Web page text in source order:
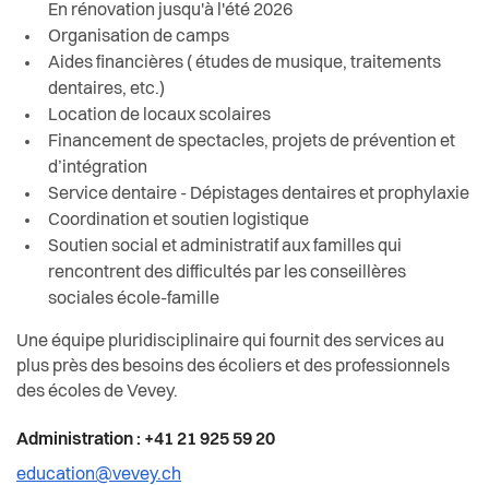
En rénovation jusqu'à l'été 2026
Organisation de camps
Aides financières ( études de musique, traitements
dentaires, etc.)
Location de locaux scolaires
Financement de spectacles, projets de prévention et
d’intégration
Service dentaire - Dépistages dentaires et prophylaxie
Coordination et soutien logistique
Soutien social et administratif aux familles qui
rencontrent des difficultés par les conseillères
sociales école-famille
Une équipe pluridisciplinaire qui fournit des services au
plus près des besoins des écoliers et des professionnels
des écoles de Vevey.
Administration : +41 21 925 59 20
education@vevey.ch